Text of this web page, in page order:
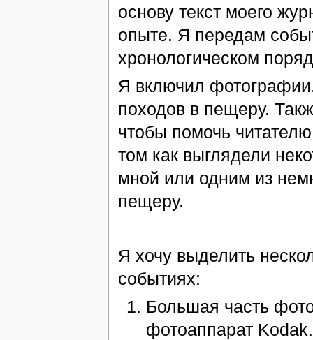
основу текст моего
опыте. Я передам
хронологическом
Я включил
походов в пещеру.
чтобы помочь
том как выглядели
мной или одним из
пещеру.
Я хочу выделить
событиях:
Большая часть
фотоаппарат